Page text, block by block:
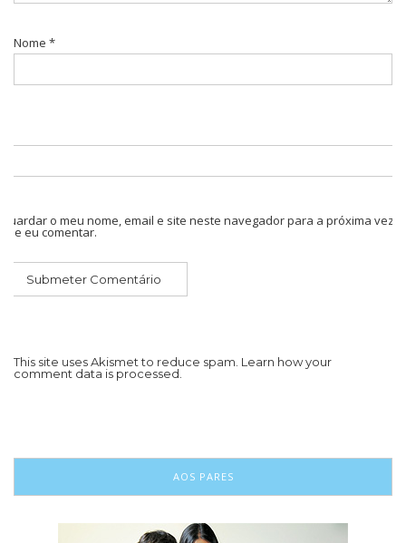
Nome *
Guardar o meu nome, email e site neste navegador para a próxima vez
que eu comentar.
This site uses Akismet to reduce spam. Learn how your
comment data is processed.
AOS PARES